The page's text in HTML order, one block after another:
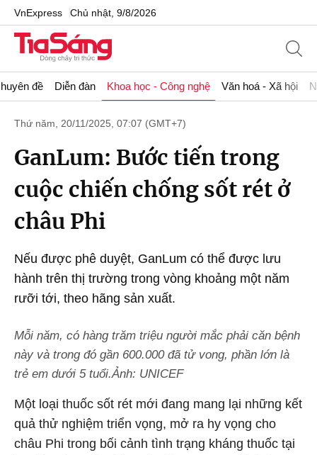
VnExpress Chủ nhật, 9/8/2026
đề Diễn đàn Khoa học - Công nghệ Văn hoá - Xã hội
Thứ năm, 20/11/2025, 07:07 (GMT+7)
GanLum: Bước tiến trong
cuộc chiến chống sốt rét ở
châu Phi
Nếu được phê duyệt, GanLum có thể được lưu
hành trên thị trường trong vòng khoảng một năm
rưỡi tới, theo hãng sản xuất.
Mỗi năm, có hàng trăm triệu người mắc phải căn bệnh
này và trong đó gần 600.000 đã tử vong, phần lớn là
trẻ em dưới 5 tuổi.Ảnh: UNICEF
Một loại thuốc sốt rét mới đang mang lại những kết
quả thử nghiệm triển vọng, mở ra hy vọng cho
châu Phi trong bối cảnh tình trạng kháng thuốc tại